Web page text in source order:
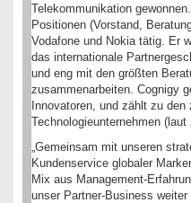
Telekommunikation
Positionen (Vorstand,
Vodafone und Nokia tätig. Er
das internationale
und eng mit den größten
zusammenarbeiten. Cognigy
Innovatoren, und zählt zu
Technologieunternehmen
„Gemeinsam mit unseren
Kundenservice globaler
Mix aus Management-
unser Partner-Business